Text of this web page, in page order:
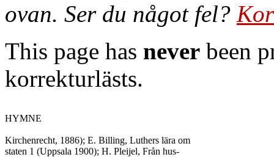
ovan. Ser du något fel?
This page has never been
korrekturlästs.
HYMNE
Kirchenrecht, 1886); E. Billing, Luthers lära om
staten 1 (Uppsala 1900); H. Pleijel, Från hus-